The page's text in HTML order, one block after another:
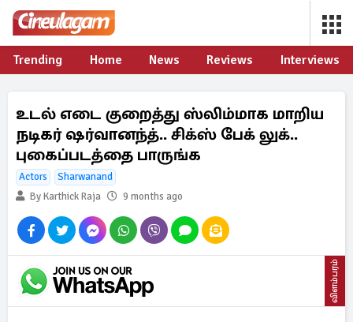
Trending Home News Reviews Interviews
உடல் எடை குறைத்து ஸ்லிம்மாக மாறிய
நடிகர் ஷர்வானந்த்.. சிக்ஸ் பேக் லுக்..
புகைப்படத்தை பாருங்க
Actors
Sharwanand
By Karthick Raja
9 months ago
விளம்பரம்